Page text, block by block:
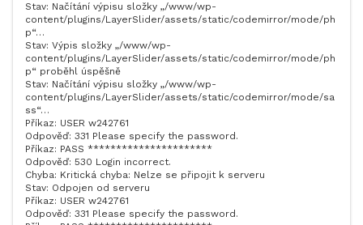
Stav: Načítání výpisu složky „/www/wp-
content/plugins/LayerSlider/assets/static/codemirror/mode/ph
p“…
Stav: Výpis složky „/www/wp-
content/plugins/LayerSlider/assets/static/codemirror/mode/ph
p“ proběhl úspěšně
Stav: Načítání výpisu složky „/www/wp-
content/plugins/LayerSlider/assets/static/codemirror/mode/sa
ss“…
Příkaz: USER w242761
Odpověď: 331 Please specify the password.
Příkaz: PASS **********************
Odpověď: 530 Login incorrect.
Chyba: Kritická chyba: Nelze se připojit k serveru
Stav: Odpojen od serveru
Příkaz: USER w242761
Odpověď: 331 Please specify the password.